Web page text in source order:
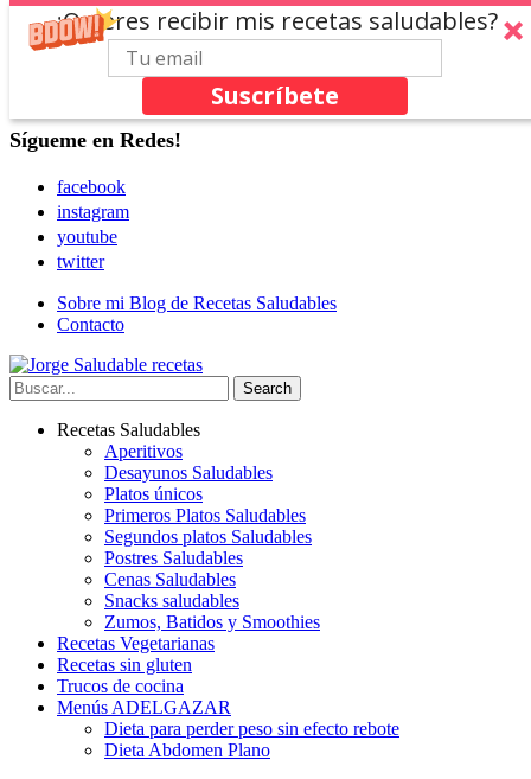
¿Quieres recibir mis recetas saludables?
Suscríbete
Sígueme en Redes!
facebook
instagram
youtube
twitter
Sobre mi Blog de Recetas Saludables
Contacto
Recetas Saludables
Aperitivos
Desayunos Saludables
Platos únicos
Primeros Platos Saludables
Segundos platos Saludables
Postres Saludables
Cenas Saludables
Snacks saludables
Zumos, Batidos y Smoothies
Recetas Vegetarianas
Recetas sin gluten
Trucos de cocina
Menús ADELGAZAR
Dieta para perder peso sin efecto rebote
Dieta Abdomen Plano